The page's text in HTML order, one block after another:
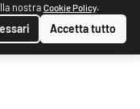
nostra Cookie Policy.
Accetta tutto